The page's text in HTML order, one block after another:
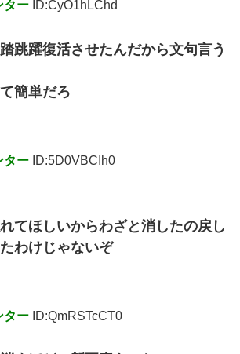
ター ID:CyO1hLChd
跳躍復活させたんだから文句言う
簡単だろ
ター ID:5D0VBCIh0
てほしいからわざと消したの戻し
わけじゃないぞ
ター ID:QmRSTcCT0